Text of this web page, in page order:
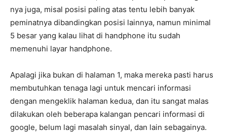
nya juga, misal posisi paling atas tentu lebih banyak
peminatnya dibandingkan posisi lainnya, namun minimal
5 besar yang kalau lihat di handphone itu sudah
memenuhi layar handphone.
Apalagi jika bukan di halaman 1, maka mereka pasti harus
membutuhkan tenaga lagi untuk mencari informasi
dengan mengeklik halaman kedua, dan itu sangat malas
dilakukan oleh beberapa kalangan pencari informasi di
google, belum lagi masalah sinyal, dan lain sebagainya.